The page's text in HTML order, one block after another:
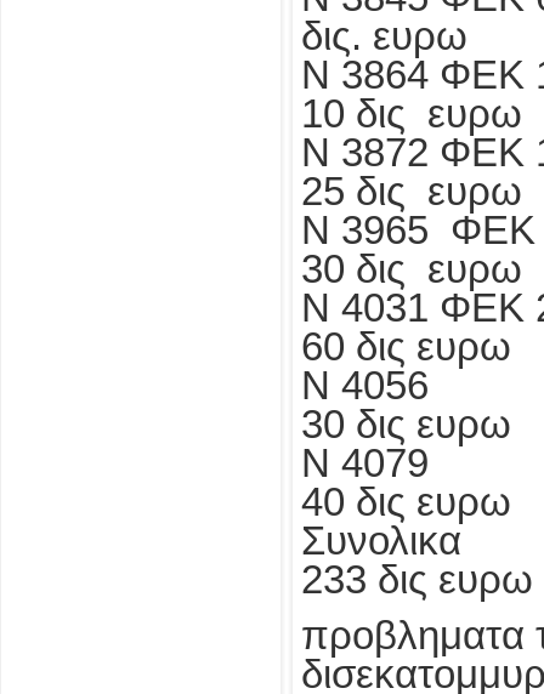
δις. ευρω
Ν 3864
10 δις ευρω
Ν 3872
25 δις ευρω
Ν 3965
30 δις ευρω
Ν 4031
60 δις ευρω
Ν
30 δις ευρω
Ν 4079
40 δις ευρω
233 δις ευρω
προβληματα